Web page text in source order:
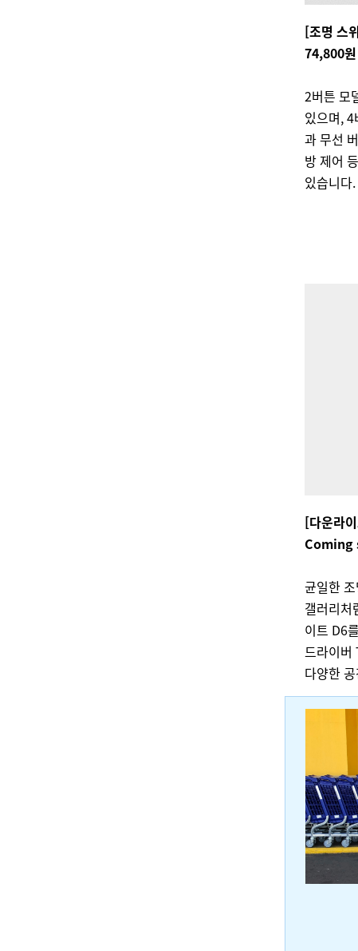
[조명 스
74,800
2버튼 모
있으며,
과 무선
방 제어
있습니다.
[다운라
Coming
균일한
갤러리처
이트 D6
드라이버
다양한